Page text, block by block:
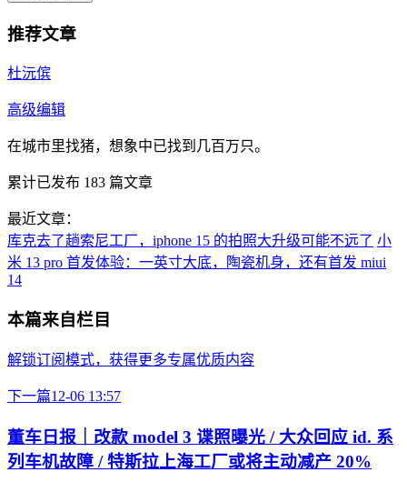
推荐文章
杜沅傧
高级编辑
在城市里找猪，想象中已找到几百万只。
累计已发布 183 篇文章
最近文章：
库克去了趟索尼工厂，iphone 15 的拍照大升级可能不远了 小
米 13 pro 首发体验：一英寸大底，陶瓷机身，还有首发 miui
14
本篇来自栏目
解锁订阅模式，获得更多专属优质内容
下一篇12-06 13:57
董车日报｜改款 model 3 谍照曝光 / 大众回应 id. 系
列车机故障 / 特斯拉上海工厂或将主动减产 20%